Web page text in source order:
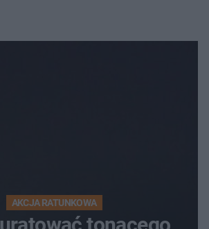
AKCJA RATUNKOWA